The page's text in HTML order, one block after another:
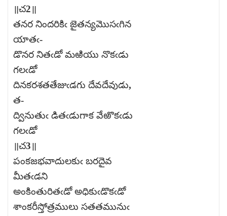
॥చ2॥
తనర నిందరికిఁ జైతన్యమొసఁగిన
యాతఁ-
డొనర నితఁడో మఱియు నొకఁడు
గలఁడో
దినకరశతతేజుఁడగు దేవదేవుడు,
త-
ద్వినుతుఁ డితఁడుగాక వేఱొకఁడు
గలఁడో
॥చ3॥
పంకజభవాదులకుఁ బరదైవ
మీతఁడని
అంకింతురితఁడో అధికుఁడొకఁడో
శాంకరీస్తోత్రములు సతతమునుఁ